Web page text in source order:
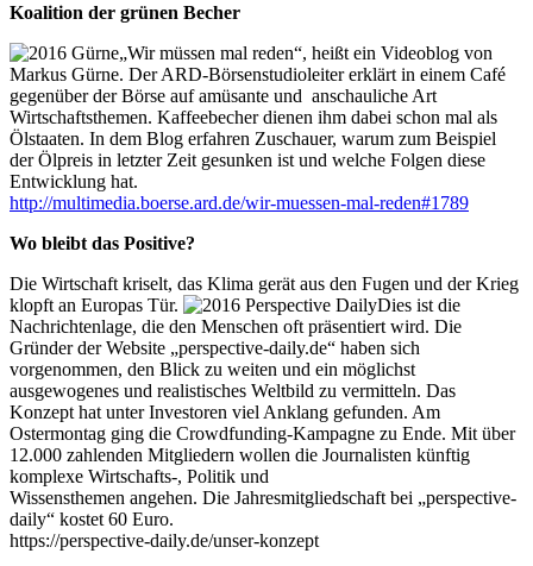
Koalition der grünen Becher
„Wir müssen mal reden“, heißt ein Videoblog von
Markus Gürne. Der ARD-Börsenstudioleiter erklärt in einem Café
gegenüber der Börse auf amüsante und anschauliche Art
Wirtschaftsthemen. Kaffeebecher dienen ihm dabei schon mal als
Ölstaaten. In dem Blog erfahren Zuschauer, warum zum Beispiel
der Ölpreis in letzter Zeit gesunken ist und welche Folgen diese
Entwicklung hat.
http://multimedia.boerse.ard.de/wir-muessen-mal-reden#1789
Wo bleibt das Positive?
Die Wirtschaft kriselt, das Klima gerät aus den Fugen und der Krieg
klopft an Europas Tür.
Dies ist die
Nachrichtenlage, die den Menschen oft präsentiert wird. Die
Gründer der Website „perspective-daily.de“ haben sich
vorgenommen, den Blick zu weiten und ein möglichst
ausgewogenes und realistisches Weltbild zu vermitteln. Das
Konzept hat unter Investoren viel Anklang gefunden. Am
Ostermontag ging die Crowdfunding-Kampagne zu Ende. Mit über
12.000 zahlenden Mitgliedern wollen die Journalisten künftig
komplexe Wirtschafts-, Politik und
Wissensthemen angehen. Die Jahresmitgliedschaft bei „perspective-
daily“ kostet 60 Euro.
https://perspective-daily.de/unser-konzept